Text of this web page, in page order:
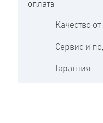
Качество
Сервис и
Гарантия